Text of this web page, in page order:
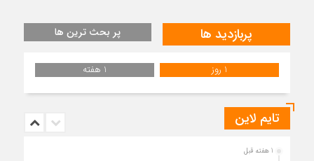
پربازدید ها پر بحث ترین ها
1 روز 1 هفته
تایم لاین
1 هفته قبل